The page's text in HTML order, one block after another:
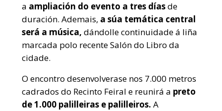
a ampliación do evento a tres díasde
duración. Ademais, a súa temática central
será a música, dándolle continuidade á liña
marcada polo recente Salón do Libro da
cidade.
O encontro desenvolverase nos 7.000 metros
cadrados do Recinto Feiral e reunirá a preto
de 1.000 palilleiras e palilleiros. A